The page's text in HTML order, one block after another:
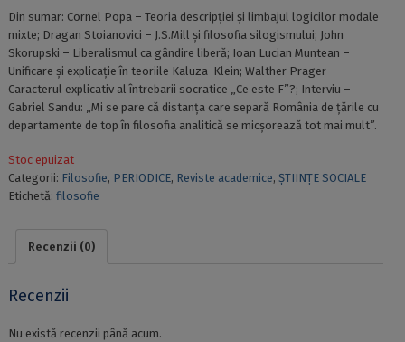
Din sumar: Cornel Popa – Teoria descripției și limbajul logicilor modale
mixte; Dragan Stoianovici – J.S.Mill și filosofia silogismului; John
Skorupski – Liberalismul ca gândire liberă; Ioan Lucian Muntean –
Unificare și explicație în teoriile Kaluza-Klein; Walther Prager –
Caracterul explicativ al întrebarii socratice „Ce este F”?; Interviu –
Gabriel Sandu: „Mi se pare că distanța care separă România de țările cu
departamente de top în filosofia analitică se micșorează tot mai mult”.
Stoc epuizat
Categorii: Filosofie, PERIODICE, Reviste academice, ȘTIINȚE SOCIALE
Etichetă: filosofie
Recenzii (0)
Recenzii
Nu există recenzii până acum.